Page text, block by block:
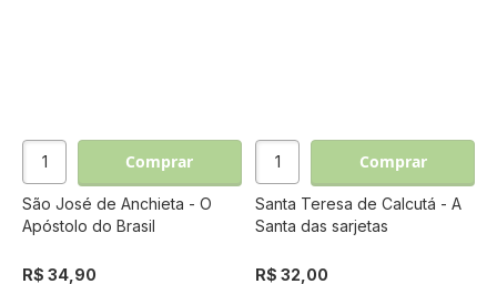
Comprar
São José de Anchieta - O
Apóstolo do Brasil
R$ 34,90
Comprar
Santa Teresa de Calcutá - A
Santa das sarjetas
R$ 32,00